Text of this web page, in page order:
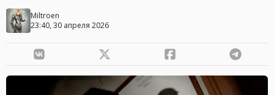
Miltroen
23:40, 30 апреля 2026